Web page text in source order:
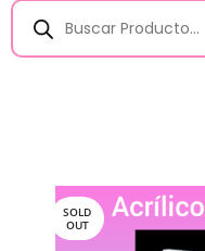
SOLD
OUT